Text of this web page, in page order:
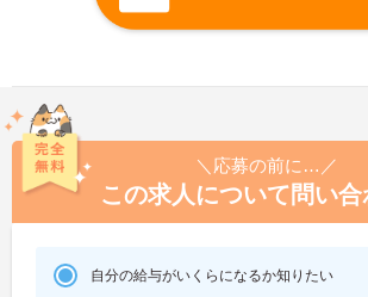
＼応募の前に…／
この求人について問い合
自分の給与がいくらになるか知りたい